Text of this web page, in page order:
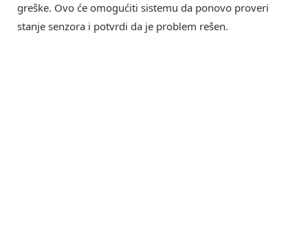
greške. Ovo će omogućiti sistemu da ponovo proveri
stanje senzora i potvrdi da je problem rešen.